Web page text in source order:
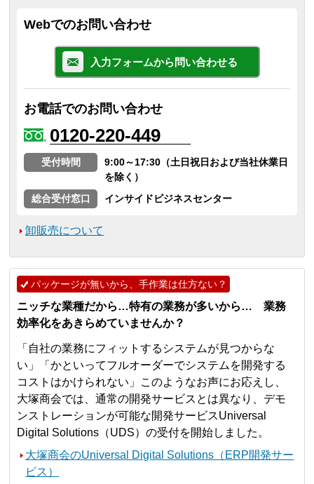
Webでのお問い合わせ
入力フォームから問い合わせる
お電話でのお問い合わせ
0120-220-449
受付時間
9:00～17:30（土日祝日および当社休業日
を除く）
総合受付窓口
インサイドビジネスセンター
卸販売について
パッケージが無いから、手作業は仕方ない？
ニッチな業種だから…特有の業務が多いから… 業務
効率化をあきらめていませんか？
「自社の業務にフィットするシステムが見つからな
い」「かといってフルオーダーでシステムを開発する
コストはかけられない」このようなお声にお応えし、
大塚商会では、通常の開発サービスとは異なり、デモ
ンストレーションが可能な開発サービスUniversal
Digital Solutions（UDS）の受付を開始しました。
大塚商会のUniversal Digital Solutions（ERP開発サー
ビス）